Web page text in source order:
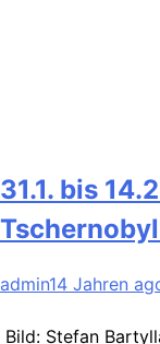
31.1. bis
admin14 Jahren
Bild: Stefan